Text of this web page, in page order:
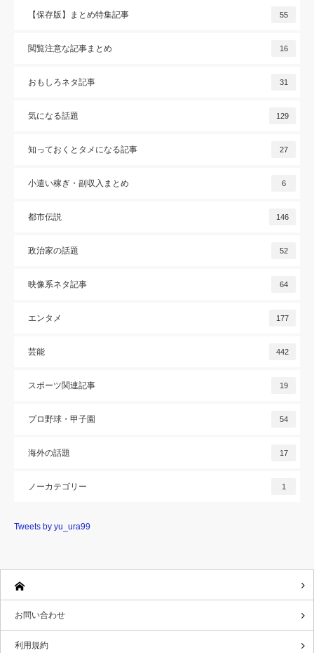
【保存版】まとめ特集記事 55
閲覧注意な記事まとめ 16
おもしろネタ記事 31
気になる話題 129
知っておくとタメになる記事 27
小遣い稼ぎ・副収入まとめ 6
都市伝説 146
政治家の話題 52
映像系ネタ記事 64
エンタメ 177
芸能 442
スポーツ関連記事 19
プロ野球・甲子園 54
海外の話題 17
ノーカテゴリー 1
Tweets by yu_ura99
お問い合わせ
利用規約